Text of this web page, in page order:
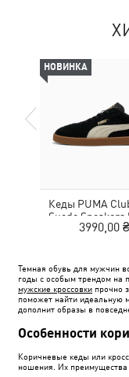
НОВИНКА
Кеды PUMA
Suede Sneakers
3990,00 ₴
Темная обувь для мужчин
годы с особым трендом на
мужские кроссовки прочно
поможет найти идеальную
дополнит образы в
Особенности
Коричневые кеды или
ношения. Их